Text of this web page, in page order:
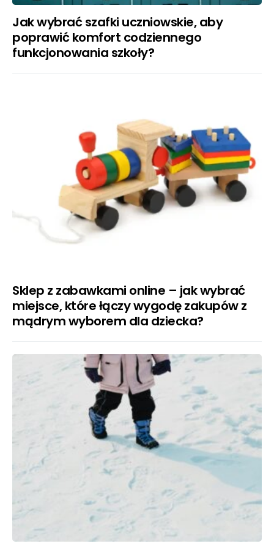
Jak wybrać szafki uczniowskie, aby
poprawić komfort codziennego
funkcjonowania szkoły?
Sklep z zabawkami online – jak wybrać
miejsce, które łączy wygodę zakupów z
mądrym wyborem dla dziecka?